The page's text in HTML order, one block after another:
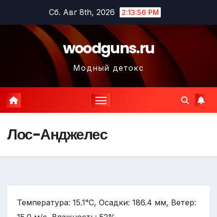
содержимому
Сб. Авг 8th, 2026 2:13:58 PM
woodguns.ru
Модный детокс
Лос-Анджелес
Температура: 15.1°C, Осадки: 186.4 мм, Ветер: